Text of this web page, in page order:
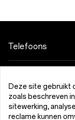
Telefoons
OnePlus 15R
OnePlus 13
Tablet
Programma's
Deze site gebruikt
zoals beschreven
sitewerking,
reclame kunnen